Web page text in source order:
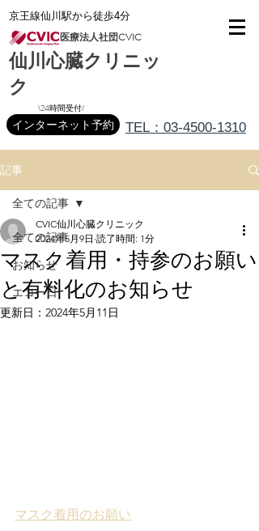
京王線仙川駅から徒歩4分
医療法人社団CVIC
仙川心臓クリニッ
ク
\24時間受付/
インターネット予約 TEL：03-4500-1310
記事
全ての記事
お知らせ
エコー日
全ての記事
マスク着用・持参のお願い
と有料化のお知らせ
CVIC仙川心臓クリニック
2024年5月9日 読了時間: 1分
更新日： 2024年5月11日
マスク着用のお願い